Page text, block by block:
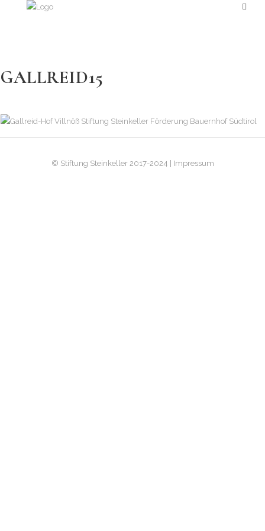
GALLREID15
© Stiftung Steinkeller 2017-2024 | Impressum